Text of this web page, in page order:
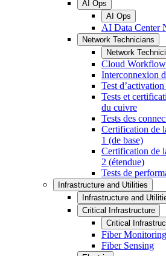
AI Ops
AI Ops
AI Data Center
Network Technicians
Network
Cloud
Interconnexion
Test
Tests et
du cuivre
Tests des
Certification de
1 (de base)
Certification de
2 (étendue)
Tests de
Infrastructure and Utilities
Infrastructure and
Critical Infrastructure
Critical
Fiber Monitoring
Fiber Sensing